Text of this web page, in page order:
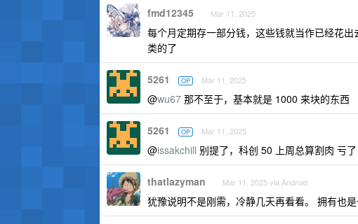
fmd12345 Mar 11, 2025
每个月定期存一部分钱，这些钱就当作已经花
类的了
5261 OP Mar 11, 2025
@wu67 那不至于，基本就是 1000 来块的东西
5261 OP Mar 11, 2025
@issakchill 别提了，科创 50 上周总算割肉 亏
thatlazyman Mar 11, 2025 via Android
犹豫说明不是刚需，冷静几天再看看。 拥有也